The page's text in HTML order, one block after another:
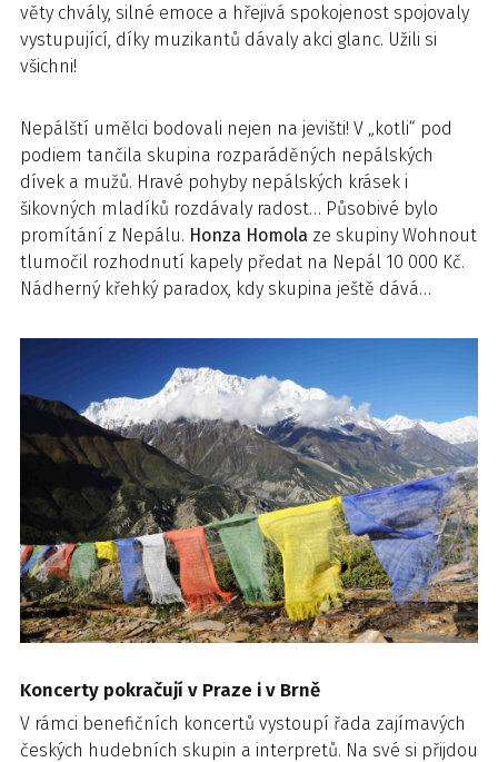
věty chvály, silné emoce a hřejivá spokojenost spojovaly
vystupující, díky muzikantů dávaly akci glanc. Užili si
všichni!
Nepálští umělci bodovali nejen na jevišti! V „kotli“ pod
podiem tančila skupina rozparáděných nepálských
dívek a mužů. Hravé pohyby nepálských krásek i
šikovných mladíků rozdávaly radost… Působivé bylo
promítání z Nepálu. Honza Homola ze skupiny Wohnout
tlumočil rozhodnutí kapely předat na Nepál 10 000 Kč.
Nádherný křehký paradox, kdy skupina ještě dává…
Koncerty pokračují v Praze i v Brně
V rámci benefičních koncertů vystoupí řada zajímavých
českých hudebních skupin a interpretů. Na své si přijdou